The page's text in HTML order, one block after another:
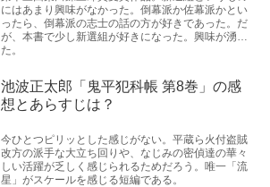
にはあまり興味がなかった。倒幕派か佐幕派かとい
ったら、倒幕派の志士の話の方が好きであった。だ
が、本書で少し新選組が好きになった。興味が湧い
た。
池波正太郎「鬼平犯科帳 第8巻」の感
想とあらすじは？
今ひとつピリッとした感じがない。平蔵ら火付盗賊
改方の派手な大立ち回りや、なじみの密偵達の華々
しい活躍が乏しく感じられるためだろう。唯一「流
星」がスケールを感じる短編である。